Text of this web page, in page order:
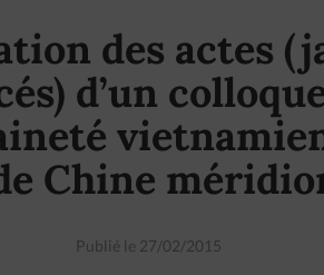
des actes
d’un
Chine
Publié le 27/02/2015